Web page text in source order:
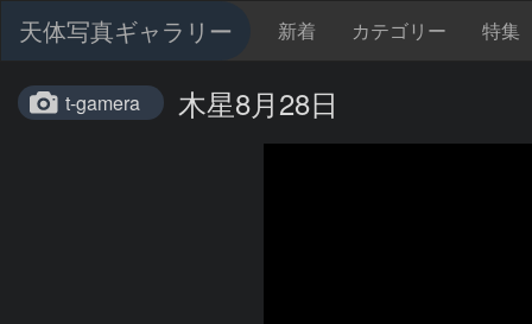
天体写真ギャラリー 新着 カテゴリー 特集
t-gamera 木星8月28日